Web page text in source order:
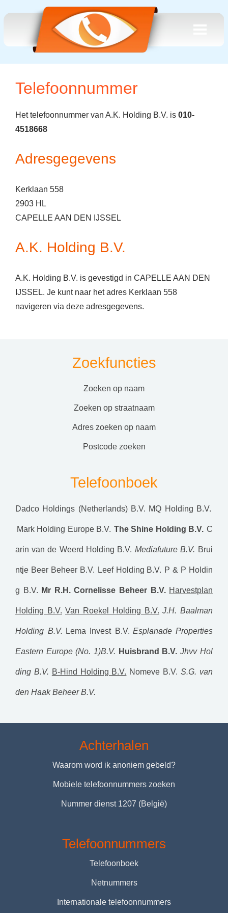
Telefoonnummer
Het telefoonnummer van A.K. Holding B.V. is 010-
4518668
Adresgegevens
Kerklaan 558
2903 HL
CAPELLE AAN DEN IJSSEL
A.K. Holding B.V.
A.K. Holding B.V. is gevestigd in CAPELLE AAN DEN
IJSSEL. Je kunt naar het adres Kerklaan 558
navigeren via deze adresgegevens.
Zoekfuncties
zoeken op naam
zoeken op straatnaam
adres zoeken op naam
postcode zoeken
Telefoonboek
Dadco Holdings (Netherlands) B.V. MQ Holding B.V.
Mark Holding Europe B.V. The Shine Holding B.V. C
arin van de Weerd Holding B.V. Mediafuture B.V. Brui
ntje Beer Beheer B.V. Leef Holding B.V. P & P Holdin
g B.V. Mr R.H. Cornelisse Beheer B.V. Harvestplan
Holding B.V. Van Roekel Holding B.V. J.H. Baalman
Holding B.V. Lema Invest B.V. Esplanade Properties
Eastern Europe (No. 1)B.V. Huisbrand B.V. Jhvv Hol
ding B.V. B-Hind Holding B.V. Nomeve B.V. S.G. van
den Haak Beheer B.V.
Achterhalen
Waarom word ik anoniem gebeld?
Mobiele telefoonnummers zoeken
Nummer dienst 1207 (België)
Telefoonnummers
Telefoonboek
Netnummers
Internationale telefoonnummers